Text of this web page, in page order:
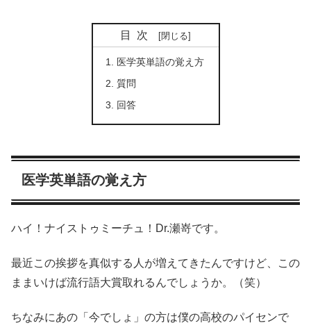
目次
医学英単語の覚え方
質問
回答
医学英単語の覚え方
ハイ！ナイストゥミーチュ！Dr.瀬嵜です。
最近この挨拶を真似する人が増えてきたんですけど、この
ままいけば流行語大賞取れるんでしょうか。（笑）
ちなみにあの「今でしょ」の方は僕の高校のパイセンで